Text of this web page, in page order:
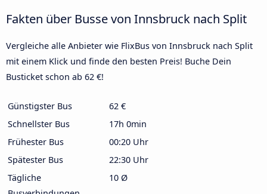
Fakten über Busse von Innsbruck nach Split
Vergleiche alle Anbieter wie FlixBus von Innsbruck nach Split
mit einem Klick und finde den besten Preis! Buche Dein
Busticket schon ab 62 €!
Günstigster Bus
62 €
Schnellster Bus
17h 0min
Frühester Bus
00:20 Uhr
Spätester Bus
22:30 Uhr
Tägliche
10 Ø